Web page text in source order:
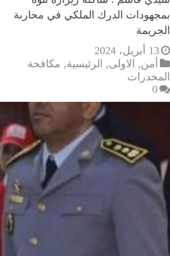
بمجهودات الدرك الملكي في محاربة
الجريمة
13 أبريل، 2024
أمن, الاولى, الرئيسية, مكافحة
المخدرات
0